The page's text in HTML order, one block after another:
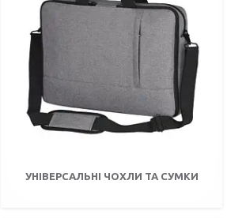
УНІВЕРСАЛЬНІ ЧОХЛИ ТА СУМКИ